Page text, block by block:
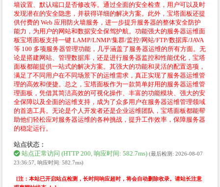
墙设置、默认端口是否修改等。通过全面的安全检查，用户可以及时
发现潜在的安全隐患，并获得详细的解决方案。此外，宝塔面板还提
供付费的 Web 应用防火墙服务，进一步提升服务器的整体安全防护
能力，为用户的网站和数据安全保驾护航。功能强大的服务器运维面
板宝塔面板支持一键 LAMP/LNMP/集群/监控/网站/FTP/数据库/JAVA
等 100 多项服务器管理功能，几乎涵盖了服务器运维的所有方面。无
论是搭建网站、管理数据库，还是进行服务器监控和性能优化，宝塔
面板都能提供一站式的解决方案。其强大的功能和灵活的配置选项，
满足了不同用户在不同场景下的运维需求，真正实现了服务器运维管
理的高效和便捷。总之，宝塔面板作为一款简单好用的服务器运维管
理面板，凭借其简洁高效的可视化操作、丰富的功能模块、强大的安
全保障以及全面的运维支持，成为了众多用户在服务器运维管理领域
的首选工具。无论是个人开发者还是企业运维团队，宝塔面板都能帮
助他们轻松应对服务器运维的各种挑战，提升工作效率，保障服务器
的稳定运行。
站点状态：
站点正常访问 (HTTP 200, 响应时间: 582.7ms) (最后检测: 2026-08-07
23:36:57, 响应时间: 582.7ms)
[注：本站已开启站点检测，长时间响应超时，将会自动删除收录。请站长注意